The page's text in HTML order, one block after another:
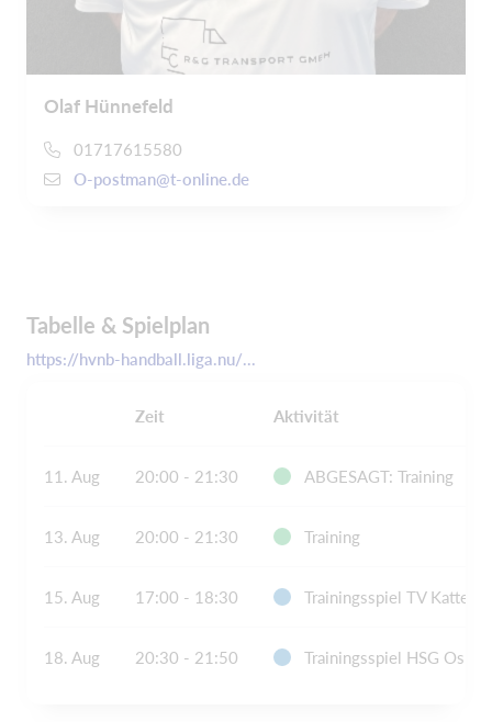
Olaf Hünnefeld
01717615580
O-postman@t-online.de
Tabelle & Spielplan
https://hvnb-handball.liga.nu/...
Zeit Aktivität
11. Aug 20:00 - 21:30 ABGESAGT: Training
13. Aug 20:00 - 21:30 Training
15. Aug 17:00 - 18:30 Trainingsspiel TV
18. Aug 20:30 - 21:50 Trainingsspiel HSG